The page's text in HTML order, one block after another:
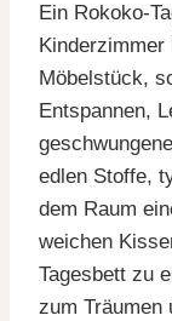
Ein Rokoko-
Möbelstück,
Entspannen,
edlen Stoffe,
dem Raum
weichen
Tagesbett zu
zum Träumen